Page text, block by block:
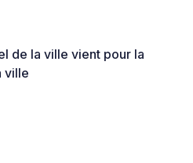
de la ville vient pour la
ville